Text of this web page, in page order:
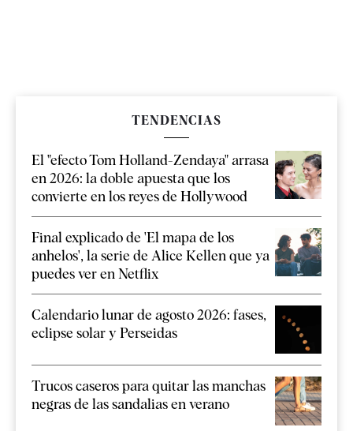
TENDENCIAS
El "efecto Tom Holland-Zendaya" arrasa
en 2026: la doble apuesta que los
convierte en los reyes de Hollywood
Final explicado de 'El mapa de los
anhelos', la serie de Alice Kellen que ya
puedes ver en Netflix
Calendario lunar de agosto 2026: fases,
eclipse solar y Perseidas
Trucos caseros para quitar las manchas
negras de las sandalias en verano